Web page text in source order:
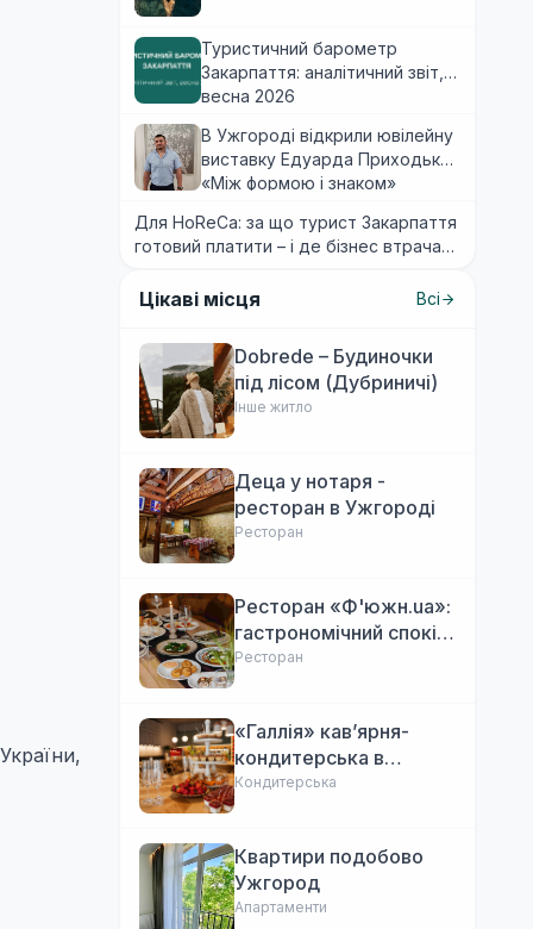
Туристичний барометр
Закарпаття: аналітичний звіт,
весна 2026
В Ужгороді відкрили ювілейну
виставку Едуарда Приходька
«Між формою і знаком»
Для HoReCa: за що турист Закарпаття
готовий платити – і де бізнес втрачає
Цікаві місця Всі
Dobrede – Будиночки
під лісом (Дубриничі)
Інше житло
Деца у нотаря -
ресторан в Ужгороді
Ресторан
Ресторан «Ф'южн.ua»:
гастрономічний спокій
Ужгорода. Авторська
Ресторан
«Галлія» кав’ярня-
кондитерська в
Ужгороді
Кондитерська
Квартири подобово
Ужгород
Апартаменти